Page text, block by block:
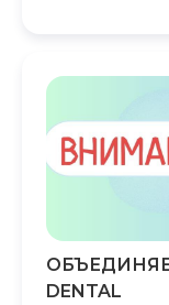
DENTAL